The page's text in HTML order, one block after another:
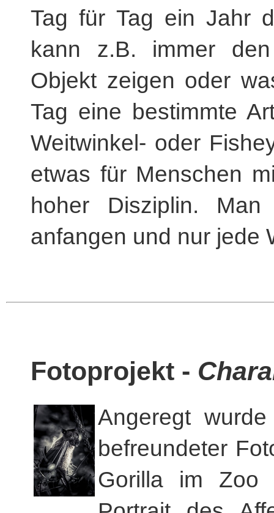
Tag für Tag ein Jahr
kann z.B. immer
Objekt zeigen oder
Tag eine bestimmte
Weitwinkel- oder
etwas für Menschen
hoher Disziplin.
anfangen und nur jede
Fotoprojekt -
Angeregt
befreundeter
Gorilla im Zoo